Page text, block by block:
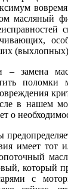
масляный
– замена
в нашем
о
имеет тот
который
с